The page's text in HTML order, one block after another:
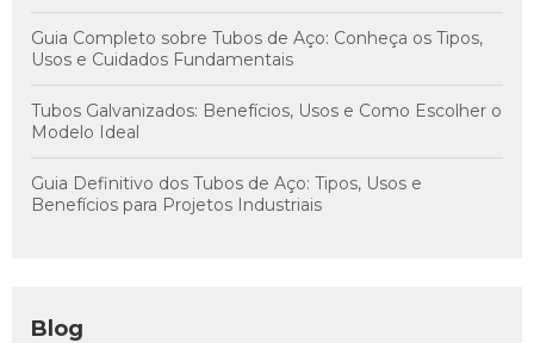
Guia Completo sobre Tubos de Aço: Conheça os Tipos,
Usos e Cuidados Fundamentais
Tubos Galvanizados: Benefícios, Usos e Como Escolher o
Modelo Ideal
Guia Definitivo dos Tubos de Aço: Tipos, Usos e
Benefícios para Projetos Industriais
Blog